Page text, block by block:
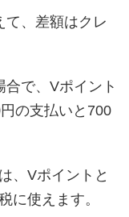
て、差額はクレ
で、Vポイント
の支払いと700
、Vポイントと
に使えます。